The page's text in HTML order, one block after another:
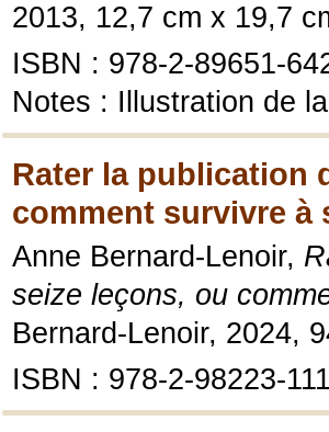
2013, 12,7 cm x 19,7
ISBN : 978-2-89651-
Notes : Illustration de
Rater la publication
comment survivre à
Anne Bernard-Lenoir,
seize leçons, ou
Bernard-Lenoir, 2024,
ISBN : 978-2-98223-